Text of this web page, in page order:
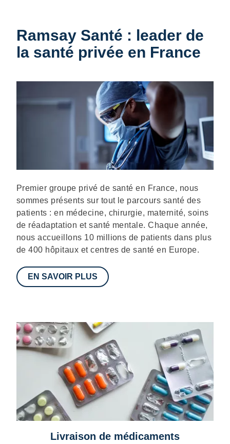
Ramsay Santé : leader de
la santé privée en France
Description
Premier groupe privé de santé en France, nous
sommes présents sur tout le parcours santé des
patients : en médecine, chirurgie, maternité, soins
de réadaptation et santé mentale. Chaque année,
nous accueillons 10 millions de patients dans plus
de 400 hôpitaux et centres de santé en Europe.
EN SAVOIR PLUS
Livraison de médicaments